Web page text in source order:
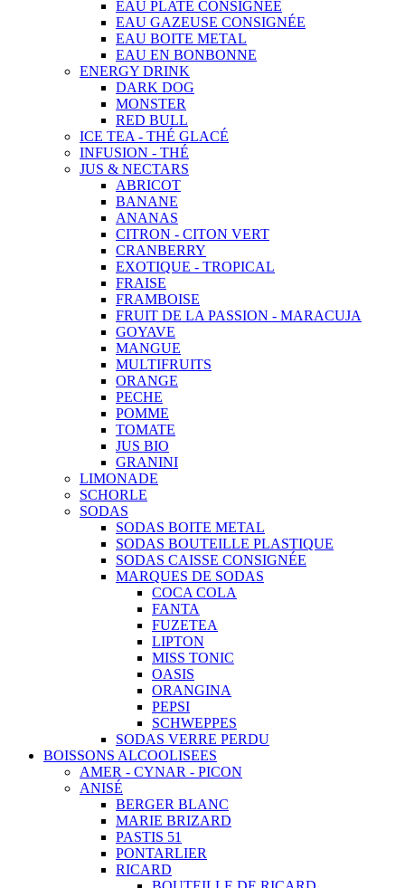
EAU PLATE CONSIGNÉE
EAU GAZEUSE CONSIGNÉE
EAU BOITE METAL
EAU EN BONBONNE
ENERGY DRINK
DARK DOG
MONSTER
RED BULL
ICE TEA - THÉ GLACÉ
INFUSION - THÉ
JUS & NECTARS
ABRICOT
BANANE
ANANAS
CITRON - CITON VERT
CRANBERRY
EXOTIQUE - TROPICAL
FRAISE
FRAMBOISE
FRUIT DE LA PASSION - MARACUJA
GOYAVE
MANGUE
MULTIFRUITS
ORANGE
PECHE
POMME
TOMATE
JUS BIO
GRANINI
LIMONADE
SCHORLE
SODAS
SODAS BOITE METAL
SODAS BOUTEILLE PLASTIQUE
SODAS CAISSE CONSIGNÉE
MARQUES DE SODAS
COCA COLA
FANTA
FUZETEA
LIPTON
MISS TONIC
OASIS
ORANGINA
PEPSI
SCHWEPPES
SODAS VERRE PERDU
BOISSONS ALCOOLISEES
AMER - CYNAR - PICON
ANISÉ
BERGER BLANC
MARIE BRIZARD
PASTIS 51
PONTARLIER
RICARD